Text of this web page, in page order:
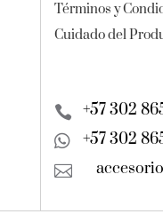
Términos y
Cuidado del
 +57 302
 +57 302
